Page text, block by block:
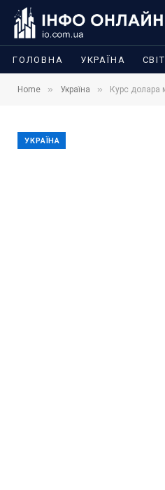
ГОЛОВНА УКРАЇНА СВІТ
Home » Україна » Курс долара
УКРАЇНА